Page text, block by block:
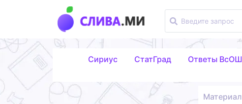
Сириус СтатГрад Ответы ВсОШ